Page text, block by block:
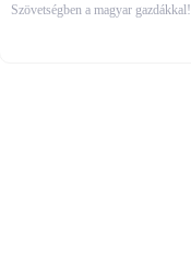
Szövetségben a magyar gazdákkal!